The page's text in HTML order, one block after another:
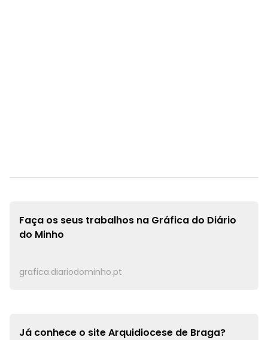
Faça os seus trabalhos na Gráfica do Diário
do Minho
grafica.diariodominho.pt
Já conhece o siteArquidiocese de Braga?